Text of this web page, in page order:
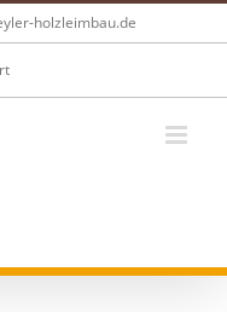
holzleimbau.de